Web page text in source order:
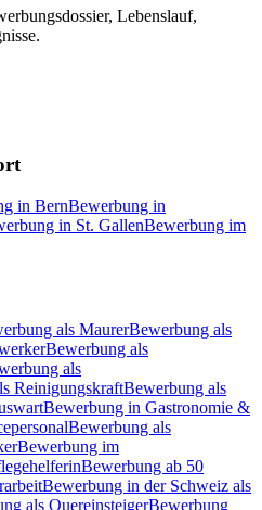
Lebenslauf,
in BernBewerbung in
in St. GallenBewerbung im
als MaurerBewerbung als
Bewerbung als
als
ReinigungskraftBewerbung als
Bewerbung in Gastronomie &
Bewerbung als
Bewerbung im
Bewerbung ab 50
Bewerbung in der Schweiz als
als QuereinsteigerBewerbung